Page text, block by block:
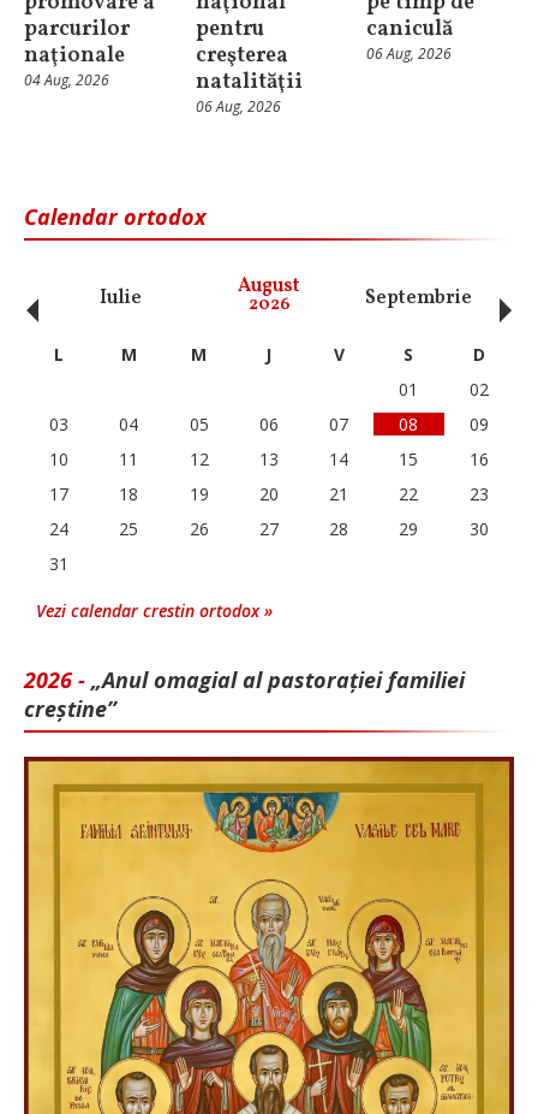
parcurilor
naţionale
04 Aug, 2026
pentru
creşterea
natalităţii
06 Aug, 2026
caniculă
06 Aug, 2026
Calendar ortodox
Iulie August
2026 Septembrie
‹ L M M J V S
D
01
02
03
04 05 06 07 08
09
10
11 12 13 14 15
16
17
18 19 20 21 22
23
24
25 26 27 28 29
30
31
Vezi calendar crestin ortodox »
2026 - „Anul omagial al pastorației familiei
creștine”